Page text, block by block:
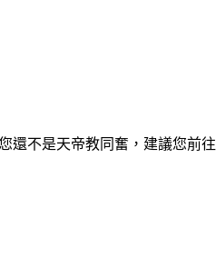
還不是天帝教同奮，建議您前往